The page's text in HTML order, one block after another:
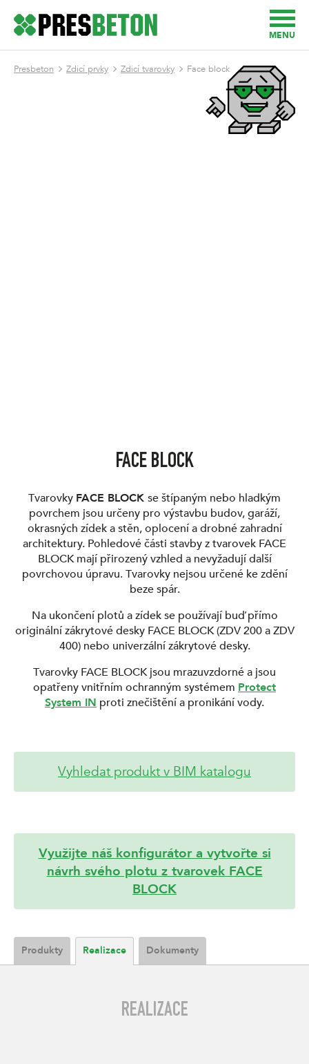
MENU
Presbeton Zdicí prvky Zdicí tvarovky Face block
FACE BLOCK
Tvarovky FACE BLOCK se štípaným nebo hladkým
povrchem jsou určeny pro výstavbu budov, garáží,
okrasných zídek a stěn, oplocení a drobné zahradní
architektury. Pohledové části stavby z tvarovek FACE
BLOCK mají přirozený vzhled a nevyžadují další
povrchovou úpravu. Tvarovky nejsou určené ke zdění
beze spár.
Na ukončení plotů a zídek se používají buď přímo
originální zákrytové desky FACE BLOCK (ZDV 200 a ZDV
400) nebo univerzální zákrytové desky.
Tvarovky FACE BLOCK jsou mrazuvzdorné a jsou
opatřeny vnitřním ochranným systémem Protect
System IN proti znečištění a pronikání vody.
Vyhledat produkt v BIM katalogu
Využijte náš konfigurátor a vytvořte si
návrh svého plotu z tvarovek FACE
BLOCK
Produkty Realizace Dokumenty
REALIZACE